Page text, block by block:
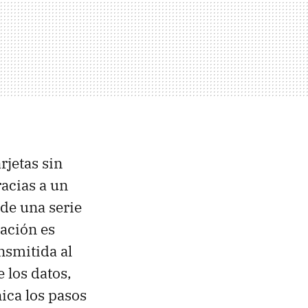
sin
a un
una serie
es
al
los datos,
los pasos